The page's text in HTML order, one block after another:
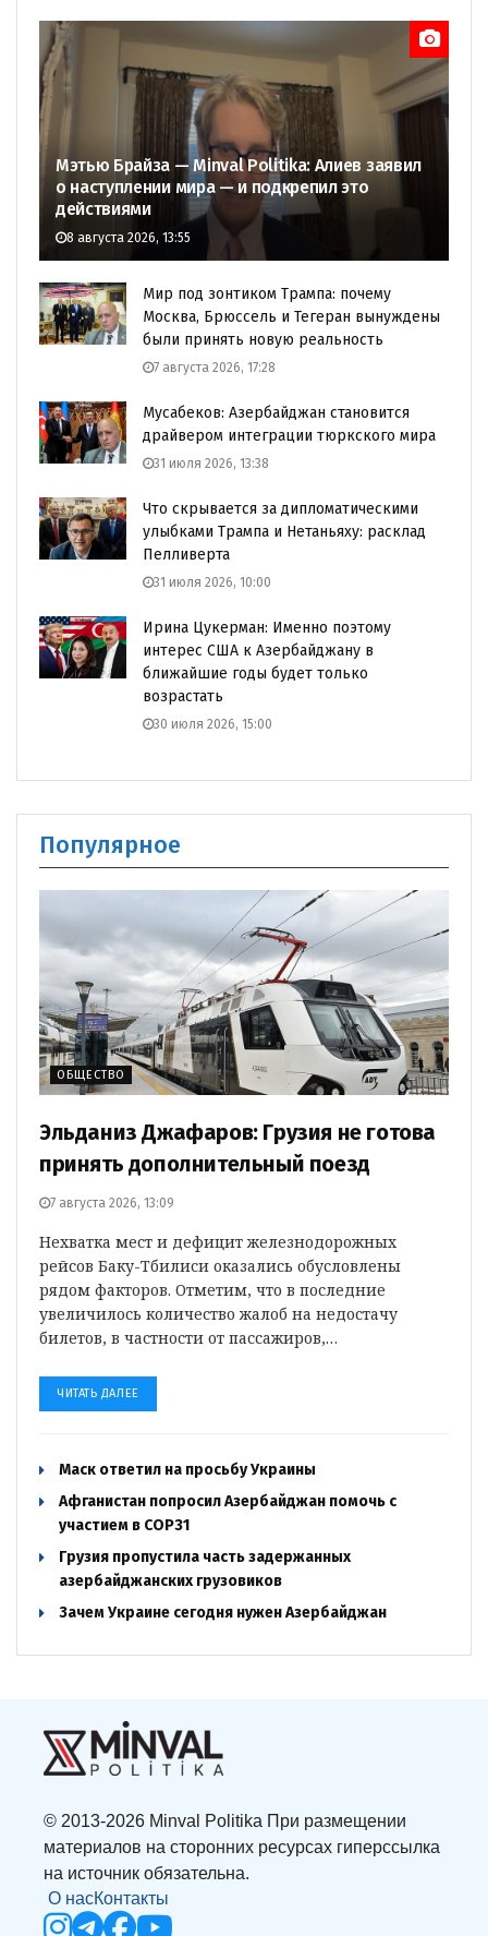
Мэтью Брайза — Minval Politika: Алиев заявил
о наступлении мира — и подкрепил это
действиями
8 августа 2026, 13:55
Мир под зонтиком Трампа: почему
Москва, Брюссель и Тегеран вынуждены
были принять новую реальность
7 августа 2026, 17:28
Мусабеков: Азербайджан становится
драйвером интеграции тюркского мира
31 июля 2026, 13:38
Что скрывается за дипломатическими
улыбками Трампа и Нетаньяху: расклад
Пелливерта
31 июля 2026, 10:00
Ирина Цукерман: Именно поэтому
интерес США к Азербайджану в
ближайшие годы будет только
возрастать
30 июля 2026, 15:00
Популярное
ОБЩЕСТВО
Эльданиз Джафаров: Грузия не готова
принять дополнительный поезд
7 августа 2026, 13:09
Нехватка мест и дефицит железнодорожных
рейсов Баку-Тбилиси оказались обусловлены
рядом факторов. Отметим, что в последние
увеличилось количество жалоб на недостачу
билетов, в частности от пассажиров,…
ЧИТАТЬ ДАЛЕЕ
Маск ответил на просьбу Украины
Афганистан попросил Азербайджан помочь с
участием в COP31
Грузия пропустила часть задержанных
азербайджанских грузовиков
Зачем Украине сегодня нужен Азербайджан
© 2013-2026 Minval Politika При размещении
материалов на сторонних ресурсах гиперссылка
на источник обязательна.
О насКонтакты